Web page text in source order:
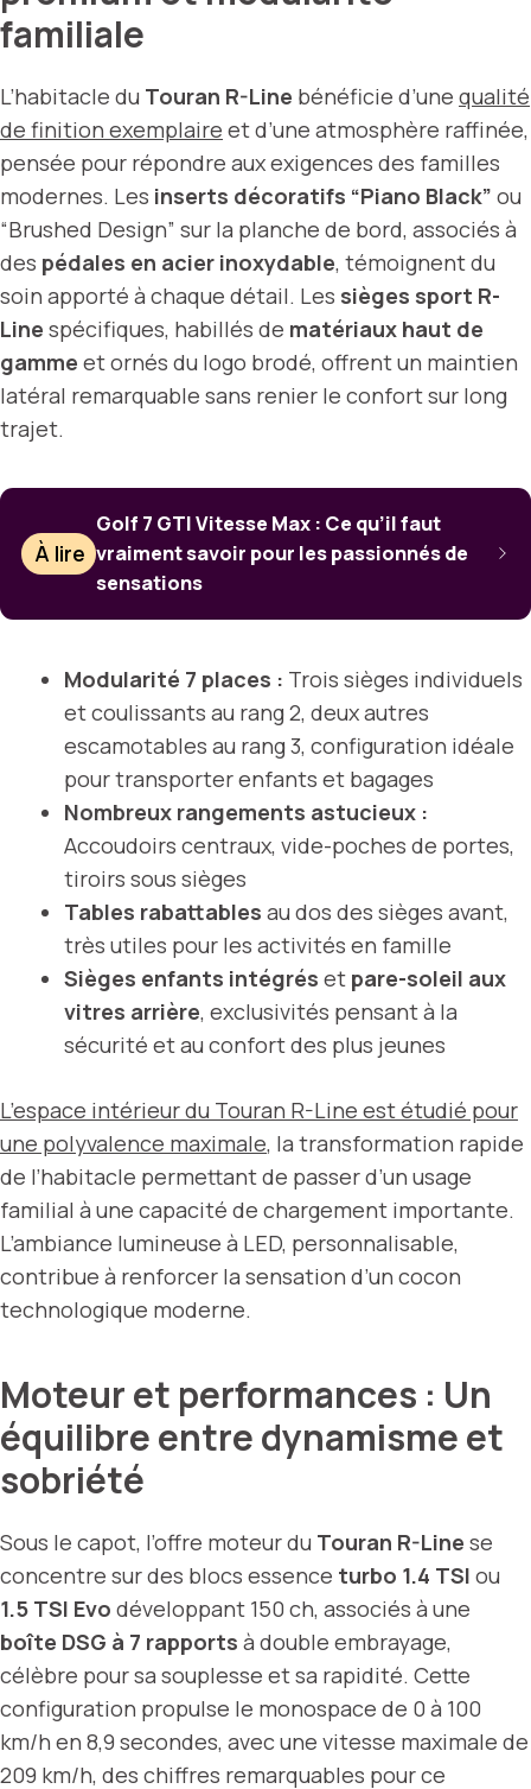
familiale
L’habitacle du Touran R-Line bénéficie d’une qualité
de finition exemplaire et d’une atmosphère raffinée,
pensée pour répondre aux exigences des familles
modernes. Les inserts décoratifs “Piano Black” ou
“Brushed Design” sur la planche de bord, associés à
des pédales en acier inoxydable, témoignent du
soin apporté à chaque détail. Les sièges sport R-
Line spécifiques, habillés de matériaux haut de
gamme et ornés du logo brodé, offrent un maintien
latéral remarquable sans renier le confort sur long
trajet.
À lire
Golf 7 GTI Vitesse Max : Ce qu’il faut
vraiment savoir pour les passionnés de
sensations
Modularité 7 places : Trois sièges individuels
et coulissants au rang 2, deux autres
escamotables au rang 3, configuration idéale
pour transporter enfants et bagages
Nombreux rangements astucieux :
Accoudoirs centraux, vide-poches de portes,
tiroirs sous sièges
Tables rabattables au dos des sièges avant,
très utiles pour les activités en famille
Sièges enfants intégrés et pare-soleil aux
vitres arrière, exclusivités pensant à la
sécurité et au confort des plus jeunes
L’espace intérieur du Touran R-Line est étudié pour
une polyvalence maximale, la transformation rapide
de l’habitacle permettant de passer d’un usage
familial à une capacité de chargement importante.
L’ambiance lumineuse à LED, personnalisable,
contribue à renforcer la sensation d’un cocon
technologique moderne.
Moteur et performances : Un
équilibre entre dynamisme et
sobriété
Sous le capot, l’offre moteur du Touran R-Line se
concentre sur des blocs essence turbo 1.4 TSI ou
1.5 TSI Evo développant 150 ch, associés à une
boîte DSG à 7 rapports à double embrayage,
célèbre pour sa souplesse et sa rapidité. Cette
configuration propulse le monospace de 0 à 100
km/h en 8,9 secondes, avec une vitesse maximale de
209 km/h, des chiffres remarquables pour ce